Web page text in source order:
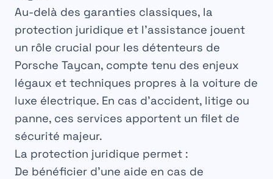
Au-delà des garanties classiques, la
protection juridique et l’assistance jouent
un rôle crucial pour les détenteurs de
Porsche Taycan, compte tenu des enjeux
légaux et techniques propres à la voiture de
luxe électrique. En cas d’accident, litige ou
panne, ces services apportent un filet de
sécurité majeur.
La protection juridique permet :
De bénéficier d’une aide en cas de